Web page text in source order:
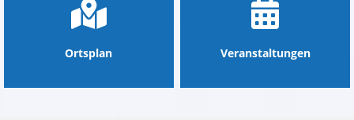
Ortsplan Veranstaltungen